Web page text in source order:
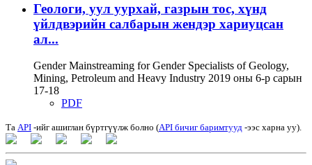
Геологи, уул уурхай, газрын тос, хүнд
үйлдвэрийн салбарын жендэр хариуцсан
ал...
Gender Mainstreaming for Gender Specialists of Geology,
Mining, Petroleum and Heavy Industry 2019 оны 6-р сарын
17-18
PDF
Та API -ийг ашиглан бүртгүүлж болно (API бичиг баримтууд -ээс харна уу).